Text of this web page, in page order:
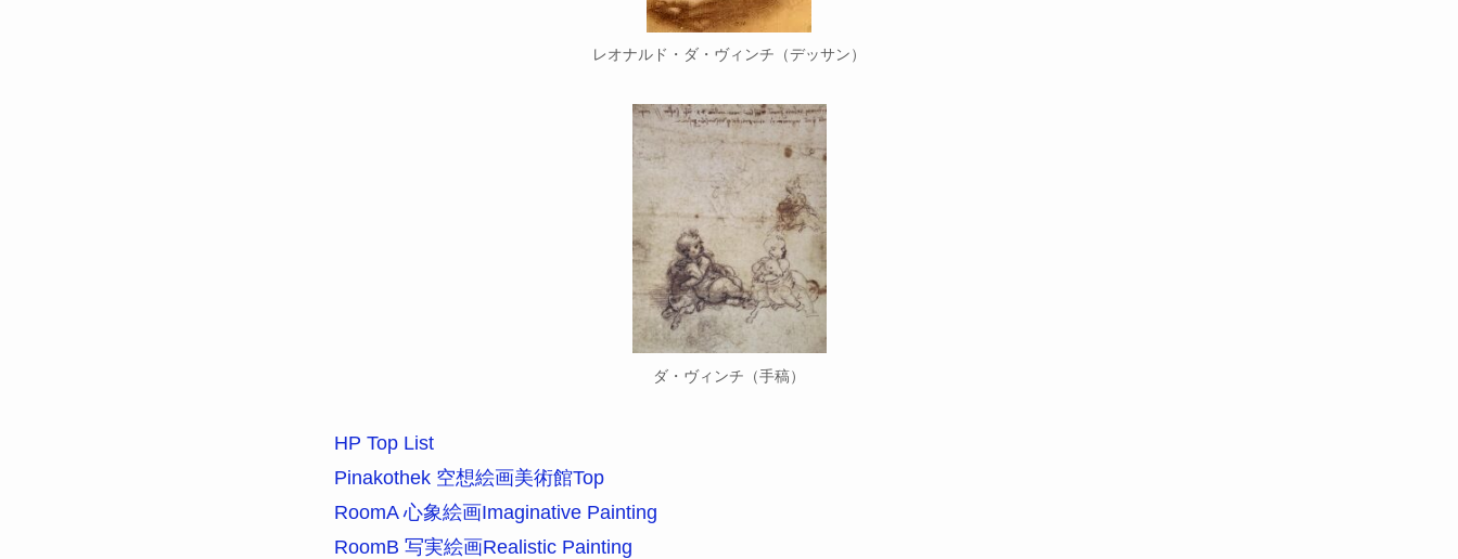
レオナルド・ダ・ヴィンチ（デッサン）
ダ・ヴィンチ（手稿）
HP Top List
Pinakothek 空想絵画美術館Top
RoomA 心象絵画Imaginative Painting
RoomB 写実絵画Realistic Painting